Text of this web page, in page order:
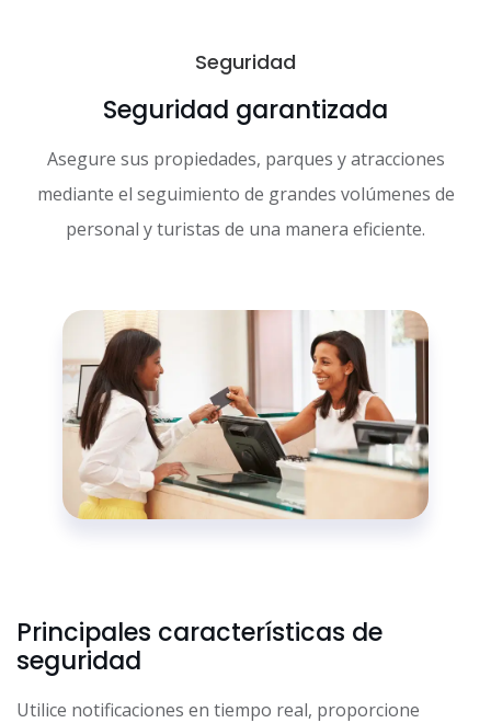
Seguridad
Seguridad garantizada
Asegure sus propiedades, parques y atracciones
mediante el seguimiento de grandes volúmenes de
personal y turistas de una manera eficiente.
Principales características de
seguridad
Utilice notificaciones en tiempo real, proporcione